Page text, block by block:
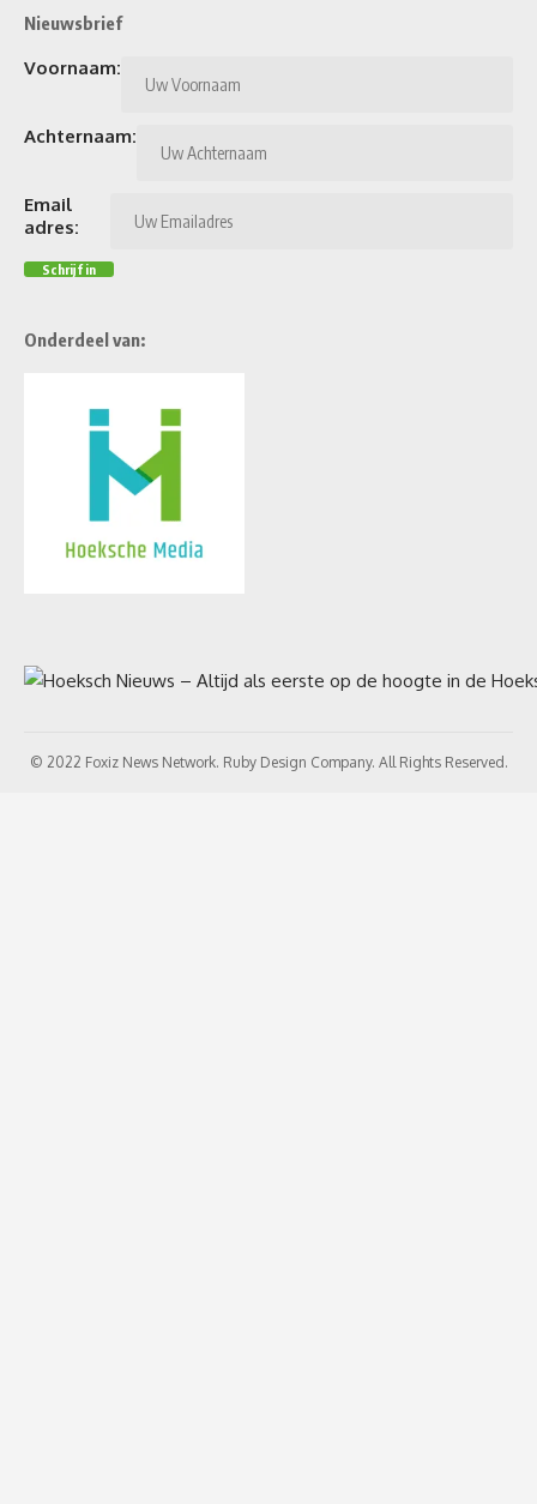
Nieuwsbrief
Voornaam:
Achternaam:
Email
adres:
Onderdeel van:
© 2022 Foxiz News Network. Ruby Design Company. All Rights Reserved.